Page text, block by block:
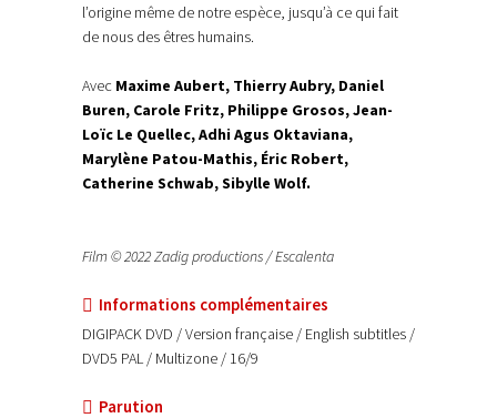
l’origine même de notre espèce, jusqu’à ce qui fait
de nous des êtres humains.
Avec Maxime Aubert, Thierry Aubry, Daniel
Buren, Carole Fritz, Philippe Grosos, Jean-
Loïc Le Quellec, Adhi Agus Oktaviana,
Marylène Patou-Mathis, Éric Robert,
Catherine Schwab, Sibylle Wolf.
Film © 2022 Zadig productions / Escalenta
Informations complémentaires
DIGIPACK DVD / Version française / English subtitles /
DVD5 PAL / Multizone / 16/9
Parution